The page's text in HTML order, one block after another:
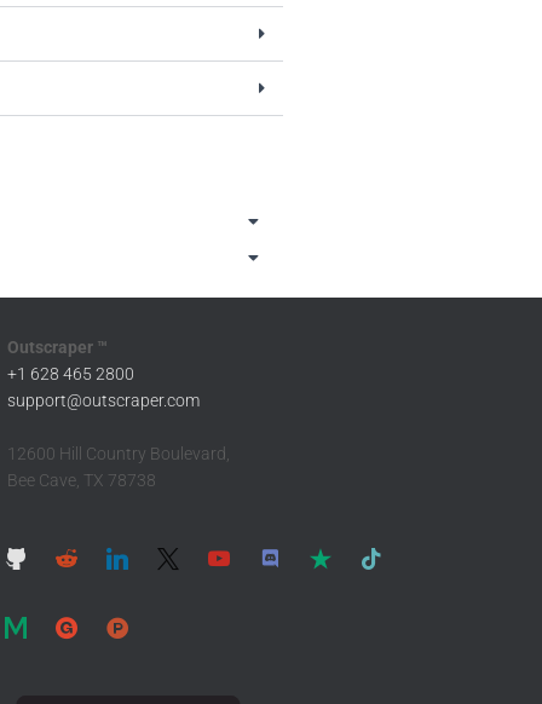
Outscraper ™
+1 628 465 2800
support@outscraper.com
12600 Hill Country Boulevard,
Bee Cave, TX 78738